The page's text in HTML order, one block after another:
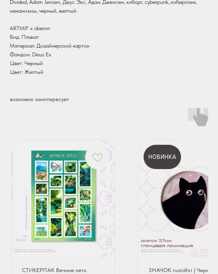
Divided, Adam Jensen, Деус Экс, Адам Дженсен, киборг, cyberpunk, киберпанк,
механизмы, черный, желтый
ARTMIF х oberon
Вид: Плакат
Материал: Дизайнерский картон
Фандом: Deus Ex
Цвет: Черный
Цвет: Желтый
возможно заинтересует
СТИКЕРПАК Вечное лето
НОВИНКА
ЗНАЧОК ruaidhri | Черный